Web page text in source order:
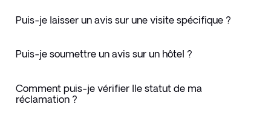
Puis-je laisser un avis sur une visite spécifique ?
Puis-je soumettre un avis sur un hôtel ?
Comment puis-je vérifier lle statut de ma
réclamation ?